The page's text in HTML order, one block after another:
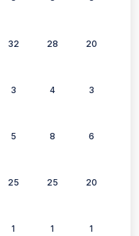
32 28 20
3 4 3
5 8 6
25 25 20
1 1 1